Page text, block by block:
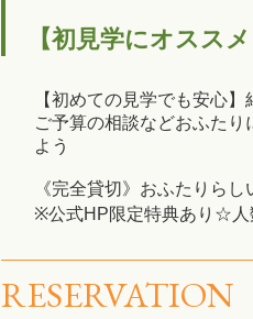
【初見学にオスス
【初めての見学でも安心
ご予算の相談などおふた
よう
《完全貸切》おふたりら
※公式HP限定特典あり☆人
RESERVATION